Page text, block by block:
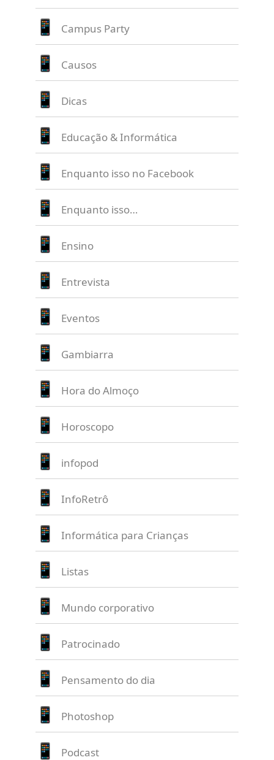
Campus Party
Causos
Dicas
Educação & Informática
Enquanto isso no Facebook
Enquanto isso…
Ensino
Entrevista
Eventos
Gambiarra
Hora do Almoço
Horoscopo
infopod
InfoRetrô
Informática para Crianças
Listas
Mundo corporativo
Patrocinado
Pensamento do dia
Photoshop
Podcast